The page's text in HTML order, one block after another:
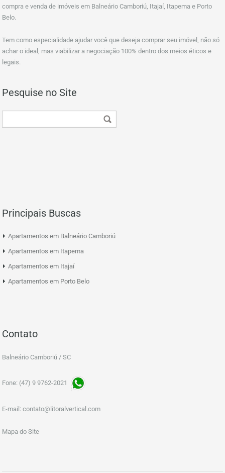
compra e venda de imóveis em Balneário Camboriú, Itajaí, Itapema e Porto
Belo.
Tem como especialidade ajudar você que deseja comprar seu imóvel, não só
achar o ideal, mas viabilizar a negociação 100% dentro dos meios éticos e
legais.
Pesquise no Site
Principais Buscas
Apartamentos em Balneário Camboriú
Apartamentos em Itapema
Apartamentos em Itajaí
Apartamentos em Porto Belo
Contato
Balneário Camboriú / SC
Fone: (47) 9 9762-2021
E-mail: contato@litoralvertical.com
Mapa do Site